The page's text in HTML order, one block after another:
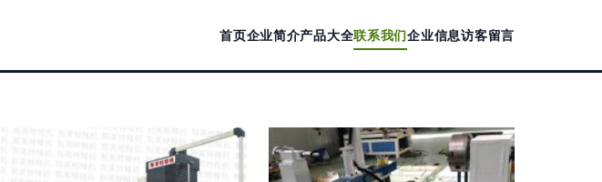
首页企业简介产品大全联系我们企业信息访客留言